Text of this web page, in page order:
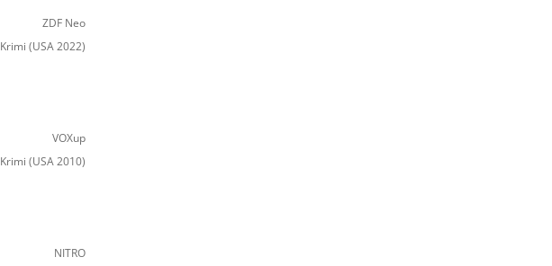
ZDF Neo
Krimi (USA 2022)
VOXup
Krimi (USA 2010)
NITRO